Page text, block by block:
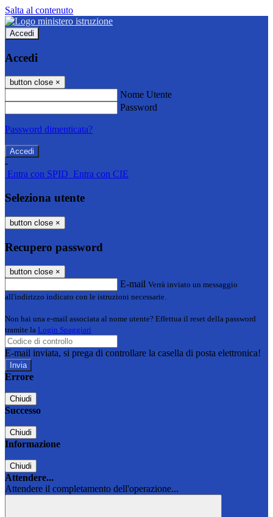
Salta al contenuto
Accedi
Accedi
button close ×
Nome Utente
Password
Password dimenticata?
-
Entra con SPID Entra con CIE
Seleziona utente
button close ×
Recupero password
button close ×
E-mail Verrà inviato un messaggio
all'indirizzo indicato con le istruzioni necessarie.
Non hai una e-mail associata al nome utente? Effettua il reset della password
tramite la Login Spaggiari
E-mail inviata, si prega di controllare la casella di posta elettronica!
Errore
Chiudi
Successo
Chiudi
Informazione
Chiudi
Attendere...
Attendere il completamento dell'operazione...